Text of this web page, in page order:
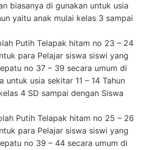
biasanya di gunakan untuk usia
yaitu anak mulai kelas 3 sampai
Putih Telapak hitam no 23 – 24
para Pelajar siswa siswi yang
no 37 – 39 secara umum di
untuk usia sekitar 11 – 14 Tahun
4 SD sampai dengan Siswa
Putih Telapak hitam no 25 – 26
para Pelajar siswa siswi yang
no 39 – 44 secara umum di